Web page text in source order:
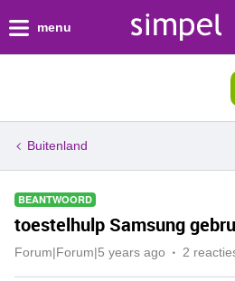
menu
Buitenland
BEANTWOORD
toestelhulp Samsung
Forum|Forum|5 years ago 2